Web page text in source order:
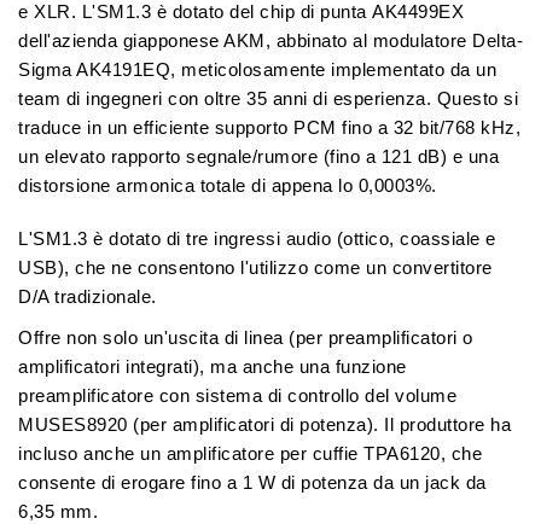
e XLR. L'SM1.3 è dotato del chip di punta AK4499EX
dell'azienda giapponese AKM, abbinato al modulatore Delta-
Sigma AK4191EQ, meticolosamente implementato da un
team di ingegneri con oltre 35 anni di esperienza. Questo si
traduce in un efficiente supporto PCM fino a 32 bit/768 kHz,
un elevato rapporto segnale/rumore (fino a 121 dB) e una
distorsione armonica totale di appena lo 0,0003%.
L'SM1.3 è dotato di tre ingressi audio (ottico, coassiale e
USB), che ne consentono l'utilizzo come un convertitore
D/A tradizionale.
Offre non solo un'uscita di linea (per preamplificatori o
amplificatori integrati), ma anche una funzione
preamplificatore con sistema di controllo del volume
MUSES8920 (per amplificatori di potenza). Il produttore ha
incluso anche un amplificatore per cuffie TPA6120, che
consente di erogare fino a 1 W di potenza da un jack da
6,35 mm.